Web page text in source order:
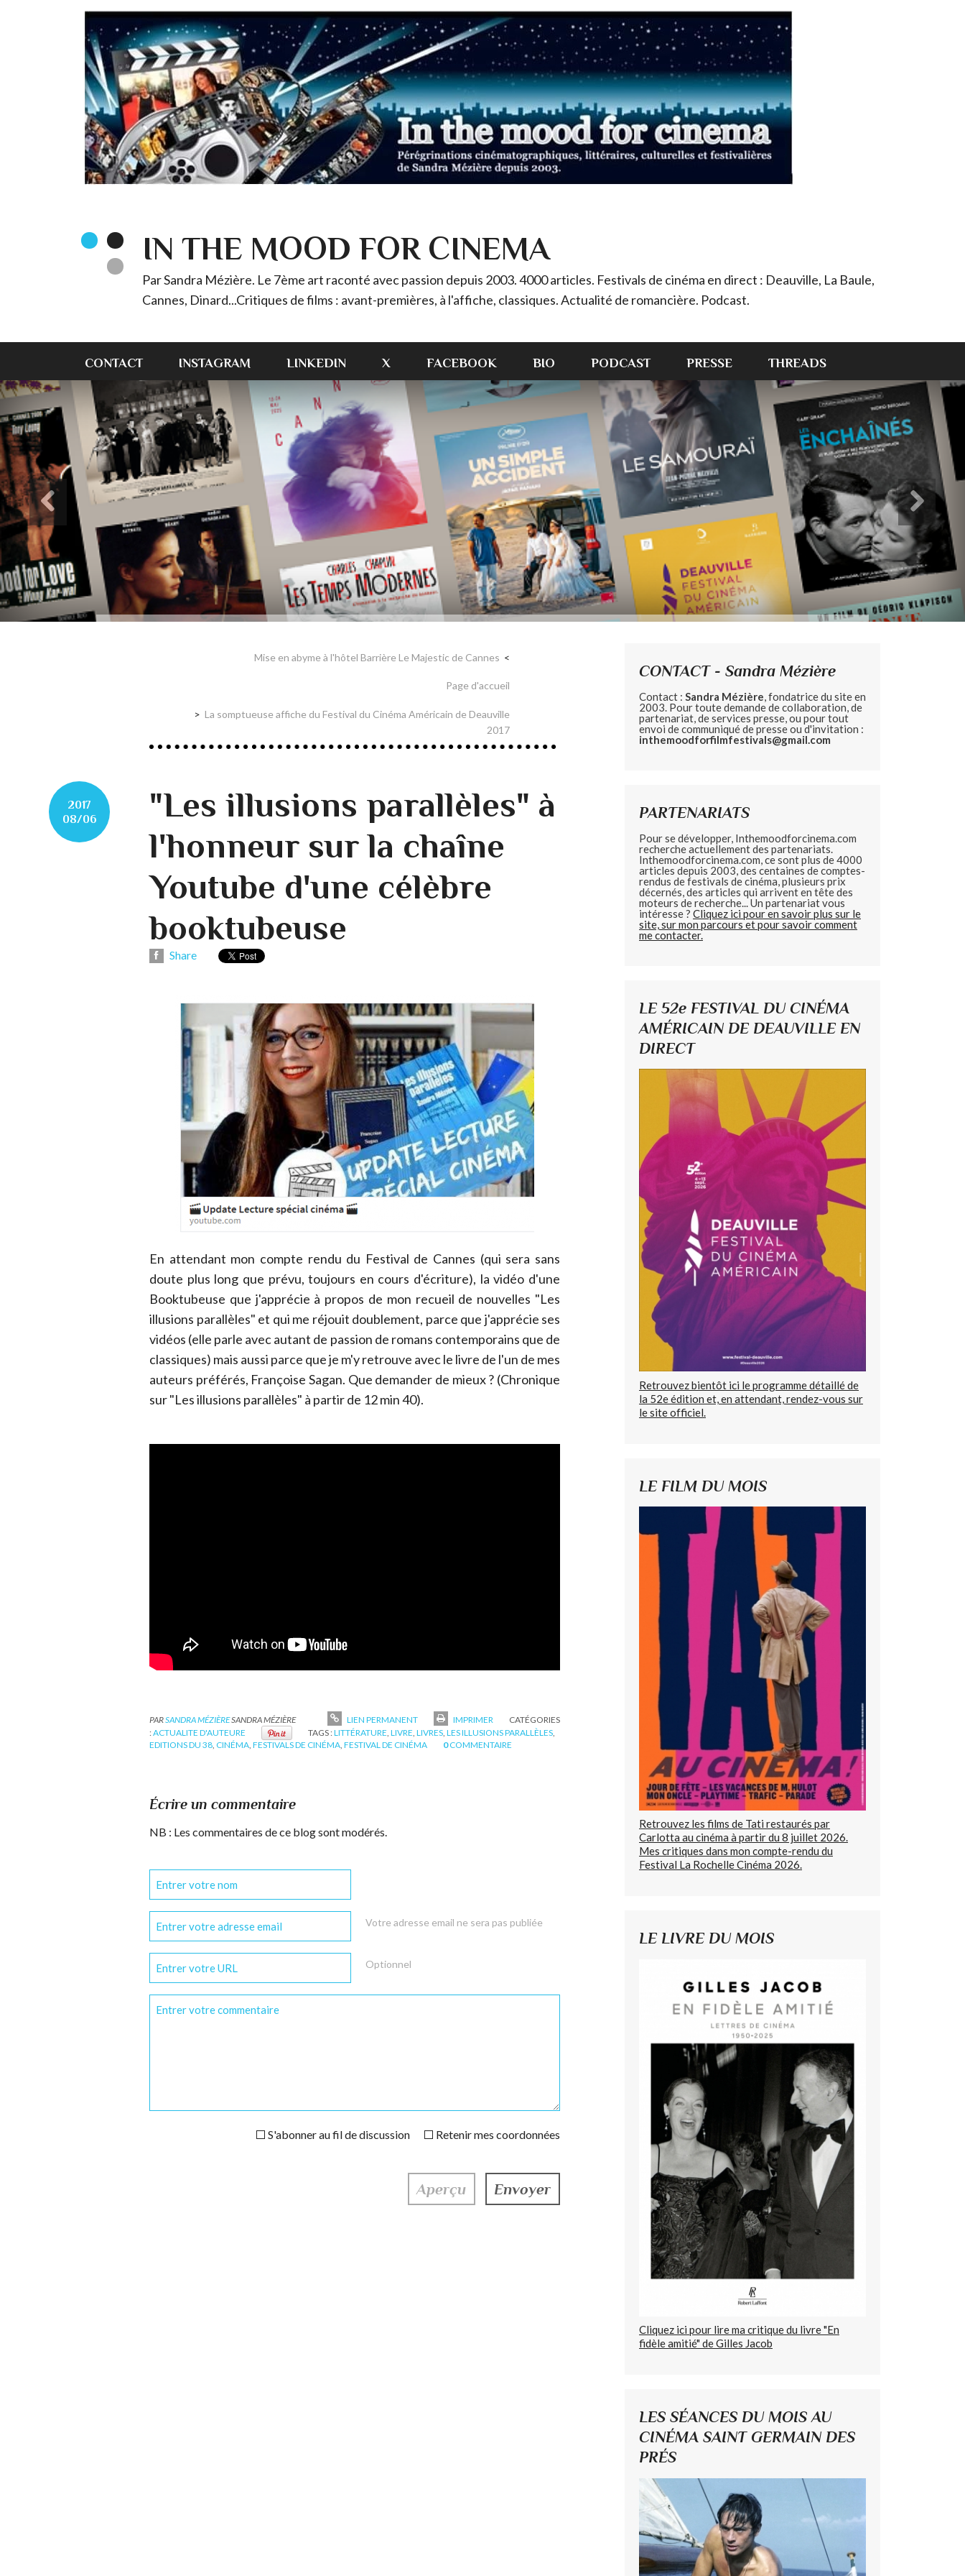
IN THE MOOD FOR CINEMA
Par Sandra Mézière. Le 7ème art raconté avec passion depuis 2003. 4000 articles. Festivals de cinéma en direct : Deauville, La Baule,
Cannes, Dinard...Critiques de films : avant-premières, à l'affiche, classiques. Actualité de romancière. Podcast.
CONTACT INSTAGRAM LINKEDIN X FACEBOOK BIO PODCAST PRESSE THREADS
Mise en abyme à l'hôtel Barrière Le Majestic de Cannes
Page d'accueil
La somptueuse affiche du Festival du Cinéma Américain de Deauville
2017
2017
08/06
"Les illusions parallèles" à
l'honneur sur la chaîne
Youtube d'une célèbre
booktubeuse
Share
En attendant mon compte rendu du Festival de Cannes (qui sera sans
doute plus long que prévu, toujours en cours d'écriture), la vidéo d'une
Booktubeuse que j'apprécie à propos de mon recueil de nouvelles "Les
illusions parallèles" et qui me réjouit doublement, parce que j'apprécie ses
vidéos (elle parle avec autant de passion de romans contemporains que de
classiques) mais aussi parce que je m'y retrouve avec le livre de l'un de mes
auteurs préférés, Françoise Sagan. Que demander de mieux ? (Chronique
sur "Les illusions parallèles" à partir de 12 min 40).
PARSANDRA MÉZIÈRESANDRA MÉZIÈRE LIEN PERMANENT IMPRIMER
CATÉGORIES
:ACTUALITE D'AUTEURE TAGS :LITTÉRATURE LIVRE LIVRES LES ILLUSIONS PARALLÈLES
EDITIONS DU 38, CINÉMA, FESTIVALS DE CINÉMA, FESTIVAL DE CINÉMA 0 COMMENTAIRE
Écrire un commentaire
NB : Les commentaires de ce blog sont modérés.
Votre adresse email ne sera pas publiée
Optionnel
Retenir mes coordonnées
S'abonner au fil de discussion
CONTACT - Sandra Mézière
Contact : Sandra Mézière, fondatrice du site en
2003. Pour toute demande de collaboration, de
partenariat, de services presse, ou pour tout
envoi de communiqué de presse ou d'invitation :
inthemoodforfilmfestivals@gmail.com
PARTENARIATS
Pour se développer, Inthemoodforcinema.com
recherche actuellement des partenariats.
Inthemoodforcinema.com, ce sont plus de 4000
articles depuis 2003, des centaines de comptes-
rendus de festivals de cinéma, plusieurs prix
décernés, des articles qui arrivent en tête des
moteurs de recherche... Un partenariat vous
intéresse ? Cliquez ici pour en savoir plus sur le
site, sur mon parcours et pour savoir comment
me contacter.
LE 52e FESTIVAL DU CINÉMA
AMÉRICAIN DE DEAUVILLE EN
DIRECT
Retrouvez bientôt ici le programme détaillé de
la 52e édition et, en attendant, rendez-vous sur
le site officiel.
LE FILM DU MOIS
Retrouvez les films de Tati restaurés par
Carlotta au cinéma à partir du 8 juillet 2026.
Mes critiques dans mon compte-rendu du
Festival La Rochelle Cinéma 2026.
LE LIVRE DU MOIS
Cliquez ici pour lire ma critique du livre "En
fidèle amitié" de Gilles Jacob
LES SÉANCES DU MOIS AU
CINÉMA SAINT GERMAIN DES
PRÉS